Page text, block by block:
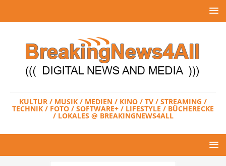
KULTUR / MUSIK / MEDIEN / KINO / TV / STREAMING /
TECHNIK / FOTO / SOFTWARE+ / LIFESTYLE / BÜCHERECKE
/ LOKALES @ BREAKINGNEWS4ALL